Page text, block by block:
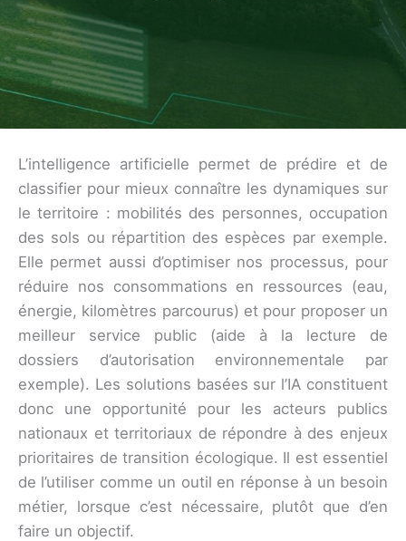
L’intelligence artificielle permet de prédire et de
classifier pour mieux connaître les dynamiques sur
le territoire : mobilités des personnes, occupation
des sols ou répartition des espèces par exemple.
Elle permet aussi d’optimiser nos processus, pour
réduire nos consommations en ressources (eau,
énergie, kilomètres parcourus) et pour proposer un
meilleur service public (aide à la lecture de
dossiers d’autorisation environnementale par
exemple). Les solutions basées sur l’IA constituent
donc une opportunité pour les acteurs publics
nationaux et territoriaux de répondre à des enjeux
prioritaires de transition écologique. Il est essentiel
de l’utiliser comme un outil en réponse à un besoin
métier, lorsque c’est nécessaire, plutôt que d’en
faire un objectif.